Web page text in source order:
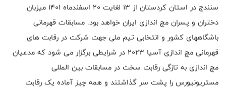
سنندج در استان کردستان از 13 لغایت 20 اسفندماه 1401 میزبان
دختران و پسران مچ اندازی ایران خواهد بود. مسابقات قهرمانی
باشگاههای کشور و انتخابی تیم ملی جهت شرکت در رقابت های
قهرمانی مچ اندازی آسیا 2023 در شرایطی برگزار می شود که مدعیان
مچ اندازی به تازگی رقابت سخت در مسابقات بین المللی
مستریونیورس را پشت سر گذاشتند و همه چیز آماده یک رقابت